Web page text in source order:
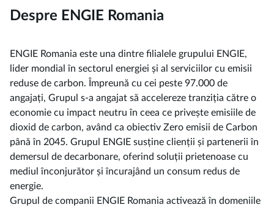
Despre ENGIE Romania
ENGIE Romania este una dintre filialele grupului ENGIE,
lider mondial în sectorul energiei și al serviciilor cu emisii
reduse de carbon. Împreună cu cei peste 97.000 de
angajați, Grupul s-a angajat să accelereze tranziția către o
economie cu impact neutru în ceea ce privește emisiile de
dioxid de carbon, având ca obiectiv Zero emisii de Carbon
până în 2045. Grupul ENGIE susține clienții și partenerii în
demersul de decarbonare, oferind soluții prietenoase cu
mediul înconjurător și încurajând un consum redus de
energie.
Grupul de companii ENGIE Romania activează în domeniile